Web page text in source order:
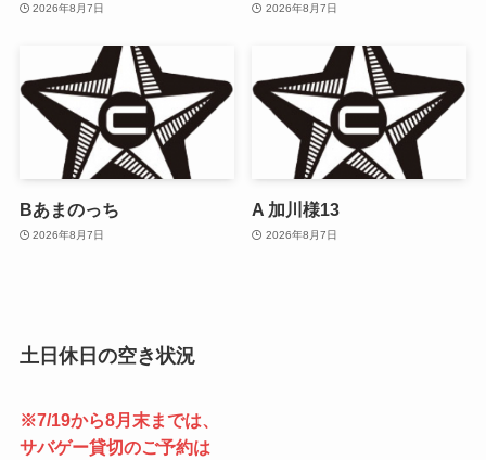
2026年8月7日 2026年8月7日
Bあまのっち
2026年8月7日
A 加川様13
2026年8月7日
土日休日の空き状況
※7/19から8月末までは、
サバゲー貸切のご予約は